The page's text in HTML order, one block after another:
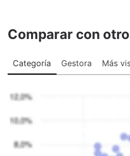
Comparar con
Categoría Gestora Más